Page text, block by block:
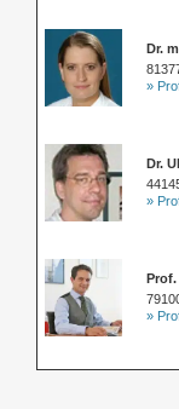
Dr.
»
Dr.
»
Prof.
»